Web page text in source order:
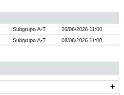
Subgrupo A-T
26/06/2026 11:00
Subgrupo A-T 08/06/2026 11:00